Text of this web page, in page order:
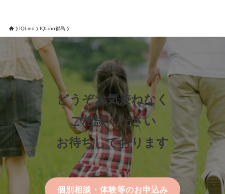
IQLino IQLino都島
どうぞお気兼ねなく
ご相談ください
お待ちしております
個別相談・体験等のお申込み